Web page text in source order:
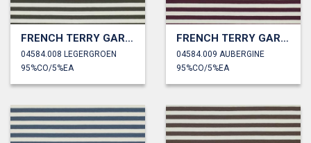
FRENCH TERRY GARENGEVERFD STREPEN
04584.008 LEGERGROEN
95%CO/5%EA
FRENCH TERRY GARENGEVERFD STREPEN
04584.009 AUBERGINE
95%CO/5%EA